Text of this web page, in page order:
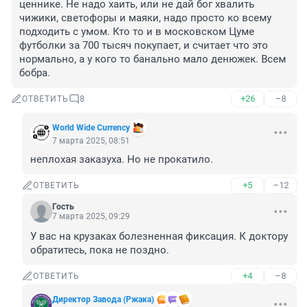
ценнике. Не надо хаить, или не дай бог хвалить
чижики, светофоры и маяки, надо просто ко всему
подходить с умом. Кто то и в московском Цуме
футболки за 700 тысяч покупает, и считает что это
нормально, а у кого то банально мало денюжек. Всем
бобра.
ОТВЕТИТЬ 8 +26 –8
World Wide Currency
7 марта 2025, 08:51
неплохая заказуха. Но не прокатило.
ОТВЕТИТЬ +5 –12
Гость
7 марта 2025, 09:29
У вас на крузаках болезненная фиксация. К доктору
обратитесь, пока не поздно.
ОТВЕТИТЬ +4 –8
Директор Завода (Ржака)